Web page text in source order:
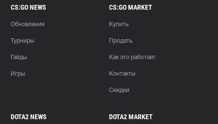
CS:GO NEWS
Обновления
Турниры
Гайды
Игры
CS:GO MARKET
Купить
Продать
Как это работает
Контакты
Скидки
DOTA2 NEWS DOTA2 MARKET